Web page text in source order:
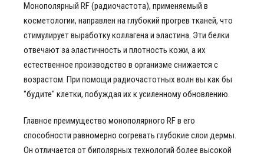
Монополярный RF (радиочастота), применяемый в
косметологии, направлен на глубокий прогрев тканей, что
стимулирует выработку коллагена и эластина. Эти белки
отвечают за эластичность и плотность кожи, а их
естественное производство в организме снижается с
возрастом. При помощи радиочастотных волн вы как бы
"будите" клетки, побуждая их к усиленному обновлению.
Главное преимущество монополярного RF в его
способности равномерно согревать глубокие слои дермы.
Он отличается от биполярных технологий более высокой